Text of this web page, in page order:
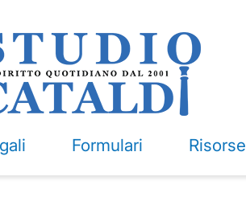
Formulari Risorse